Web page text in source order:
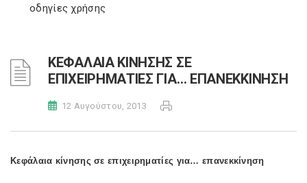
οδηγίες χρήσης
ΚΕΦΑΛΑΙΑ ΚΙΝΗΣΗΣ ΣΕ
ΕΠΙΧΕΙΡΗΜΑΤΙΕΣ ΓΙΑ… ΕΠΑΝΕΚΚΙΝΗΣΗ
12 Αυγούστου, 2013
Κεφάλαια κίνησης σε επιχειρηματίες για… επανεκκίνηση